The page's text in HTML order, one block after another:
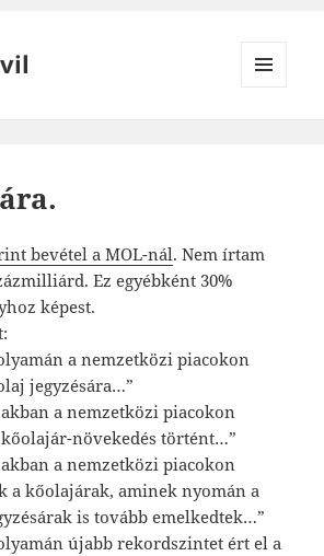
bevétel a MOL-nál. Nem írtam
Ez egyébként 30%
képest.
a nemzetközi piacokon
jegyzésára…”
a nemzetközi piacokon
növekedés történt…”
a nemzetközi piacokon
a kőolajárak, aminek nyomán a
is tovább emelkedtek…”
újabb rekordszintet ért el a